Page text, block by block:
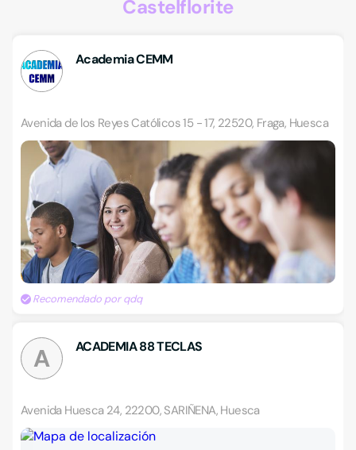
Castelflorite
Academia CEMM
Avenida de los Reyes Católicos 15 - 17, 22520, Fraga, Huesca
Recomendado por qdq
A ACADEMIA 88 TECLAS
Avenida Huesca 24, 22200, SARIÑENA, Huesca